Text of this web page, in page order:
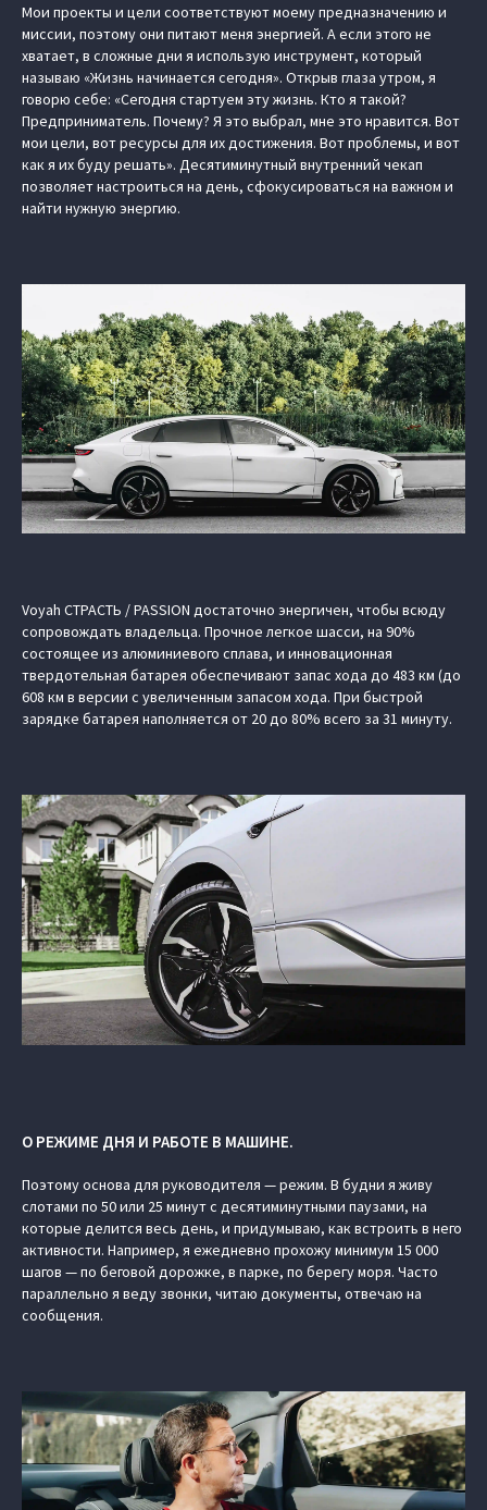
Мои проекты и цели соответствуют моему предназначению и
миссии, поэтому они питают меня энергией. А если этого не
хватает, в сложные дни я использую инструмент, который
называю «Жизнь начинается сегодня». Открыв глаза утром, я
говорю себе: «Сегодня стартуем эту жизнь. Кто я такой?
Предприниматель. Почему? Я это выбрал, мне это нравится. Вот
мои цели, вот ресурсы для их достижения. Вот проблемы, и вот
как я их буду решать». Десятиминутный внутренний чекап
позволяет настроиться на день, сфокусироваться на важном и
найти нужную энергию.
Voyah СТРАСТЬ / PASSION достаточно энергичен, чтобы всюду
сопровождать владельца. Прочное легкое шасси, на 90%
состоящее из алюминиевого сплава, и инновационная
твердотельная батарея обеспечивают запас хода до 483 км (до
608 км в версии с увеличенным запасом хода. При быстрой
зарядке батарея наполняется от 20 до 80% всего за 31 минуту.
О РЕЖИМЕ ДНЯ И РАБОТЕ В МАШИНЕ.
Поэтому основа для руководителя — режим. В будни я живу
слотами по 50 или 25 минут с десятиминутными паузами, на
которые делится весь день, и придумываю, как встроить в него
активности. Например, я ежедневно прохожу минимум 15 000
шагов — по беговой дорожке, в парке, по берегу моря. Часто
параллельно я веду звонки, читаю документы, отвечаю на
сообщения.